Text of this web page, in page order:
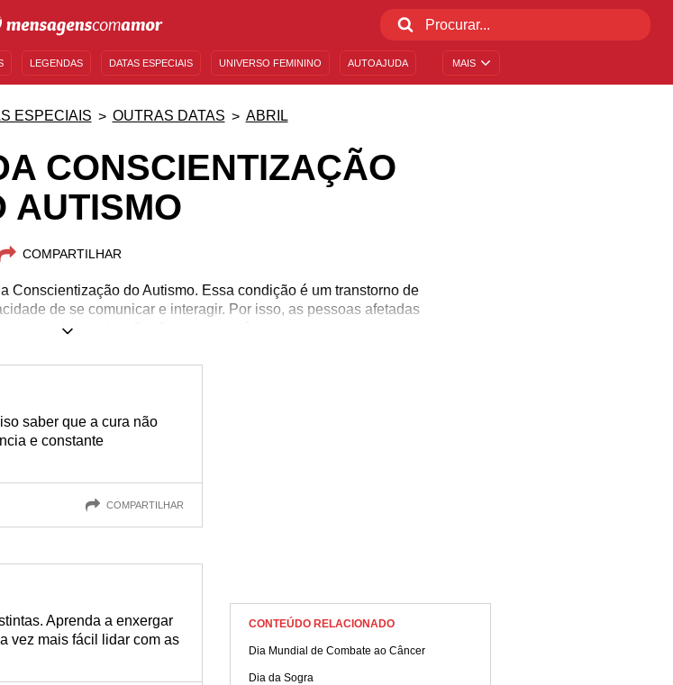
MAIS
LEGENDAS DATAS ESPECIAIS UNIVERSO FEMININO AUTOAJUDA
ESPECIAIS OUTRAS DATAS ABRIL
CONSCIENTIZAÇÃO
AUTISMO
COMPARTILHAR
Conscientização do Autismo. Essa condição é um transtorno de
de se comunicar e interagir. Por isso, as pessoas afetadas
especial de todos. Confira como você pode ajudar!
saber que a cura não
e constante
COMPARTILHAR
Aprenda a enxergar
vez mais fácil lidar com as
CONTEÚDO RELACIONADO
Dia Mundial de Combate ao Câncer
Dia da Sogra